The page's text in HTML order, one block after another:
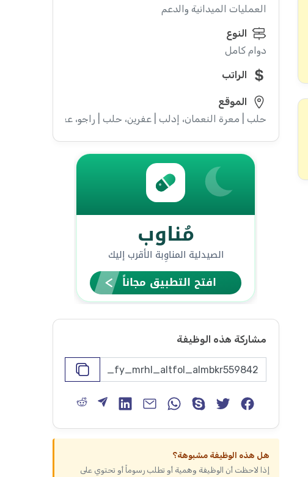
العمليات الميدانية والدعم
النوع
دوام كامل
الراتب
الموقع
حلب | معرة النعمان، إدلب | عفرين، حلب | راجو، عفرين، حلب
مشاركة هذه الوظيفة
هل هذه الوظيفة مشبوهة؟
إذا لاحظت أن الوظيفة وهمية أو تطلب رسوماً أو تحتوي على